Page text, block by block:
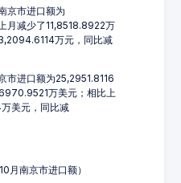
京市进口额为
月减少了11,8518.8922万
万元，同比减
市进口额为25,2951.8116
万美元；相比上
美元，同比减
月南京市进口额）